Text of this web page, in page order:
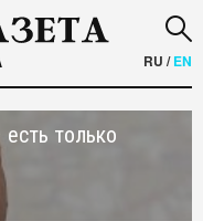
RU /EN
только